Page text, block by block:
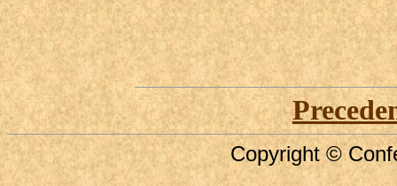
Copyright ©